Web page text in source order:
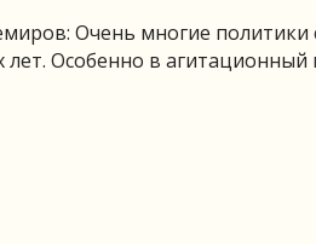
Очень многие политики
Особенно в агитационный